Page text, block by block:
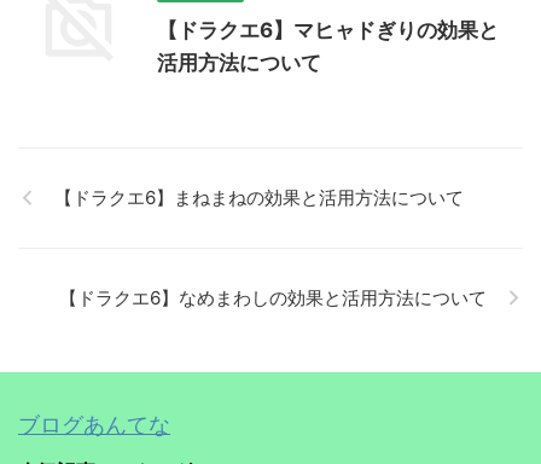
【ドラクエ6】マヒャドぎりの効果と
活用方法について
【ドラクエ6】まねまねの効果と活用方法について
【ドラクエ6】なめまわしの効果と活用方法について
ブログあんてな